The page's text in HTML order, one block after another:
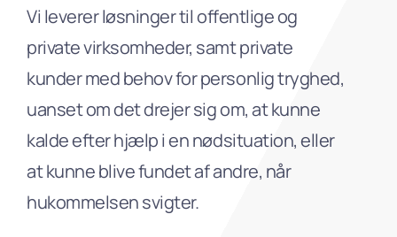
Vi leverer løsninger til offentlige og
private virksomheder, samt private
kunder med behov for personlig tryghed,
uanset om det drejer sig om, at kunne
kalde efter hjælp i en nødsituation, eller
at kunne blive fundet af andre, når
hukommelsen svigter.